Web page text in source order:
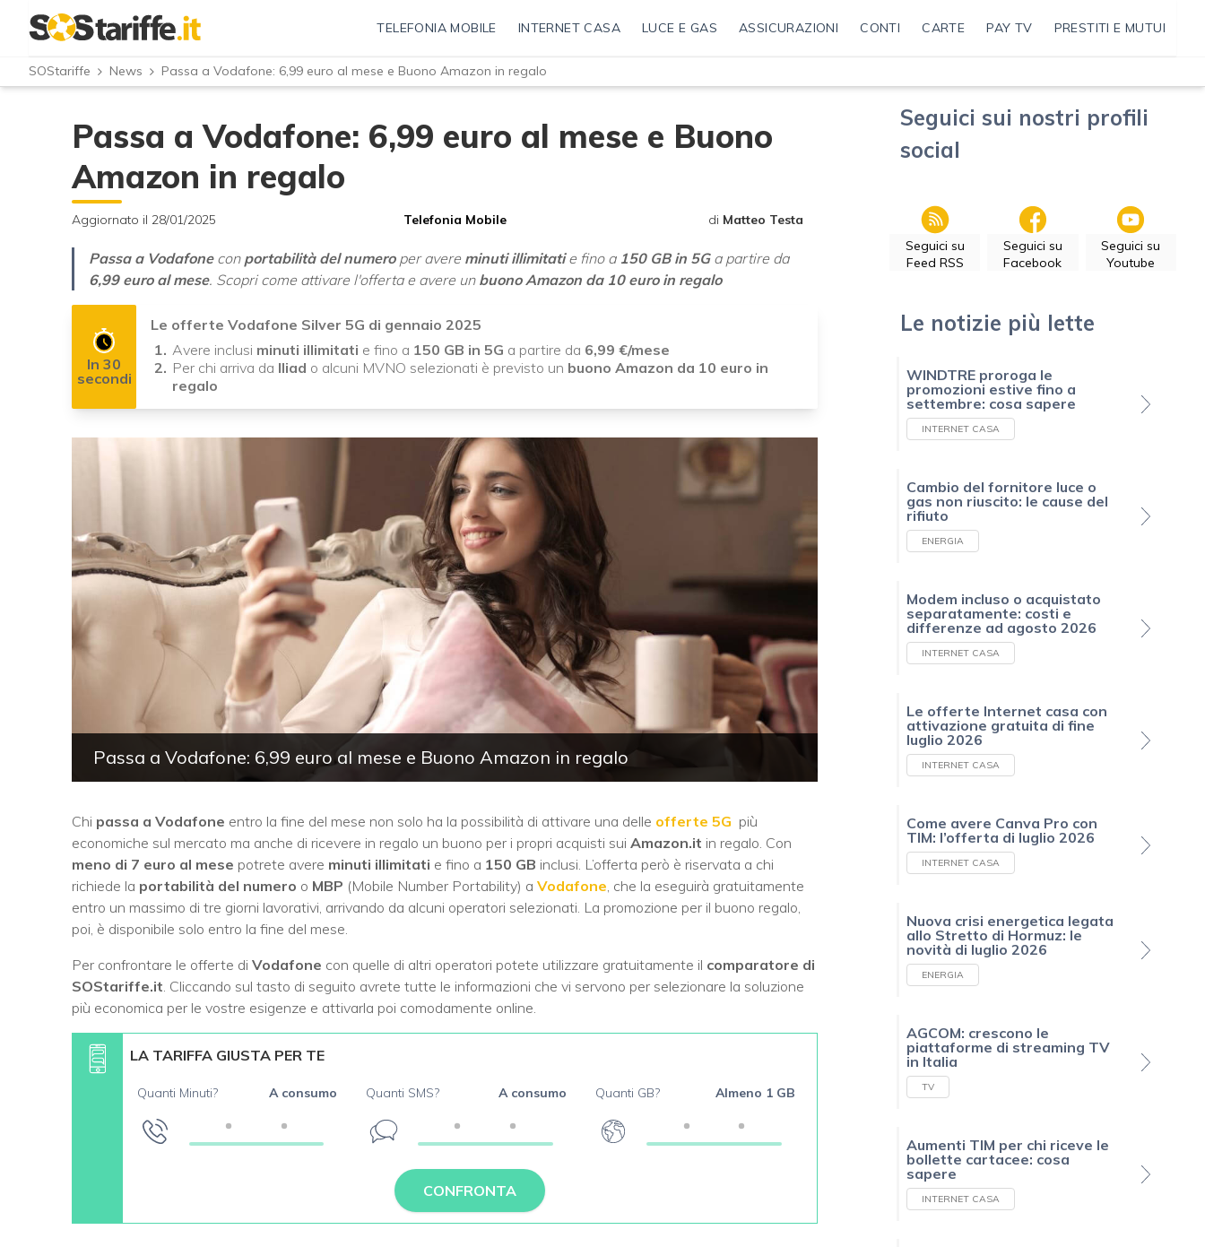
TELEFONIA MOBILE INTERNET CASA LUCE E GAS ASSICURAZIONI CONTI CARTE PAY TV PRESTITI E MUTUI
SOStariffe News Passa a Vodafone: 6,99 euro al mese e Buono Amazon in regalo
Passa a Vodafone: 6,99 euro al mese e Buono
Amazon in regalo
Aggiornato il 28/01/2025 Telefonia Mobile di Matteo Testa
Passa a Vodafoneconportabilità del numeroper avere minuti illimitatie fino a150 GB in 5Ga partire da
6,99 euro al mese. Scopri come attivare l'offerta e avere un buono Amazon da 10 euro in regalo
In 30
secondi
Le offerte Vodafone Silver 5G di gennaio 2025
Avere inclusi minuti illimitati e fino a 150 GB in 5G a partire da 6,99 €/mese
Per chi arriva da Iliad o alcuni MVNO selezionati è previsto un buono Amazon da 10 euro in
regalo
Passa a Vodafone: 6,99 euro al mese e Buono Amazon in regalo
Chi passa a Vodafone entro la fine del mese non solo ha la possibilità di attivare una delle offerte 5G più
economiche sul mercato ma anche di ricevere in regalo un buono per i propri acquisti sui Amazon.it in regalo. Con
meno di 7 euro al mese potrete avere minuti illimitati e fino a 150 GB inclusi. L’offerta però è riservata a chi
richiede la portabilità del numero o MBP (Mobile Number Portability) a Vodafone, che la eseguirà gratuitamente
entro un massimo di tre giorni lavorativi, arrivando da alcuni operatori selezionati. La promozione per il buono regalo,
poi, è disponibile solo entro la fine del mese.
Per confrontare le offerte di Vodafone con quelle di altri operatori potete utilizzare gratuitamente il comparatore di
SOStariffe.it. Cliccando sul tasto di seguito avrete tutte le informazioni che vi servono per selezionare la soluzione
più economica per le vostre esigenze e attivarla poi comodamente online.
LA TARIFFA GIUSTA PER TE
Quanti Minuti? A consumo Quanti SMS? A consumo Quanti GB? Almeno 1 GB
CONFRONTA
Seguici sui nostri profili
social
Seguici su
Feed RSS
Seguici su
Facebook
Seguici su
Youtube
Le notizie più lette
WINDTRE proroga le
promozioni estive fino a
settembre: cosa sapere
INTERNET CASA
Cambio del fornitore luce o
gas non riuscito: le cause del
rifiuto
ENERGIA
Modem incluso o acquistato
separatamente: costi e
differenze ad agosto 2026
INTERNET CASA
Le offerte Internet casa con
attivazione gratuita di fine
luglio 2026
INTERNET CASA
Come avere Canva Pro con
TIM: l’offerta di luglio 2026
INTERNET CASA
Nuova crisi energetica legata
allo Stretto di Hormuz: le
novità di luglio 2026
ENERGIA
AGCOM: crescono le
piattaforme di streaming TV
in Italia
TV
Aumenti TIM per chi riceve le
bollette cartacee: cosa
sapere
INTERNET CASA